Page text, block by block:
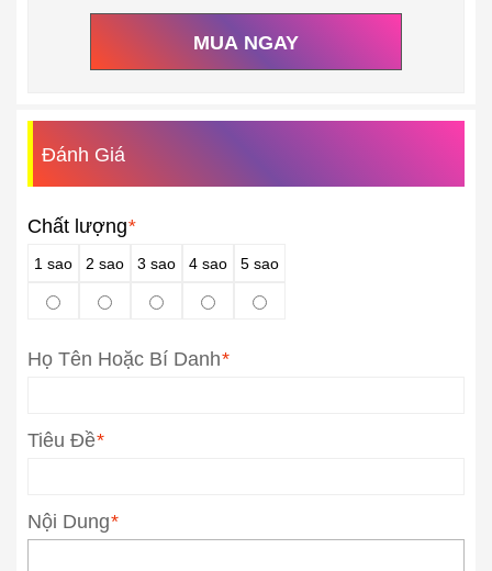
MUA NGAY
Đánh Giá
Chất lượng*
1 sao 2 sao 3 sao 4 sao 5 sao
*
Họ Tên Hoặc Bí Danh
*
Tiêu Đề
*
Nội Dung